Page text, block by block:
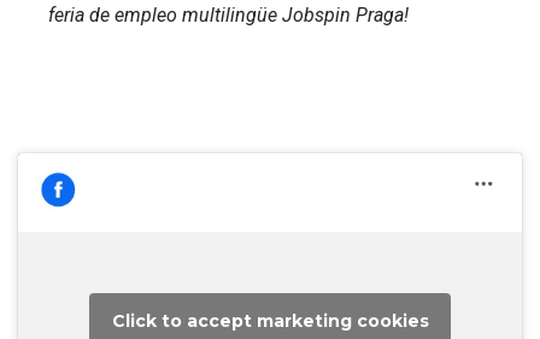
feria de empleo multilingüe Jobspin Praga!
Click to accept marketing cookies